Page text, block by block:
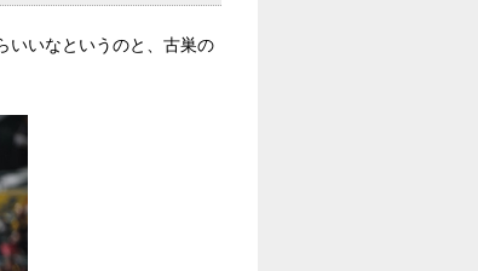
いいなというのと、古巣の